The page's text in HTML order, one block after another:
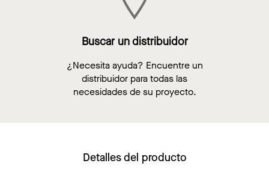
Buscar un distribuidor
¿Necesita ayuda? Encuentre un
distribuidor para todas las
necesidades de su proyecto.
Detalles del producto